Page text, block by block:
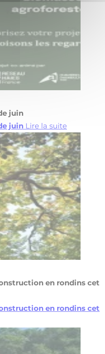
juin
juin Lire la suite
en rondins cet
en rondins cet